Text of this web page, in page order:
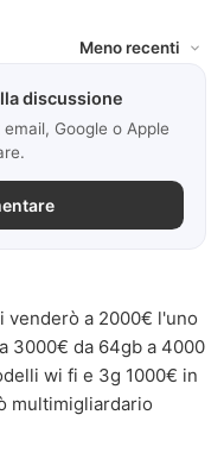
discussione
Google o Apple
venderò a 2000€ l'uno
3000€ da 64gb a 4000
wi fi e 3g 1000€ in
multimigliardario